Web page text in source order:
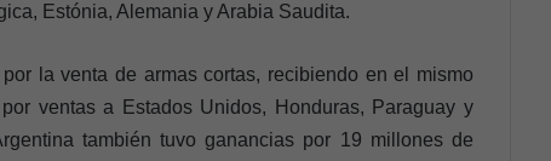
Estónia, Alemania y Arabia Saudita.
la venta de armas cortas, recibiendo en el mismo
ventas a Estados Unidos, Honduras, Paraguay y
también tuvo ganancias por 19 millones de